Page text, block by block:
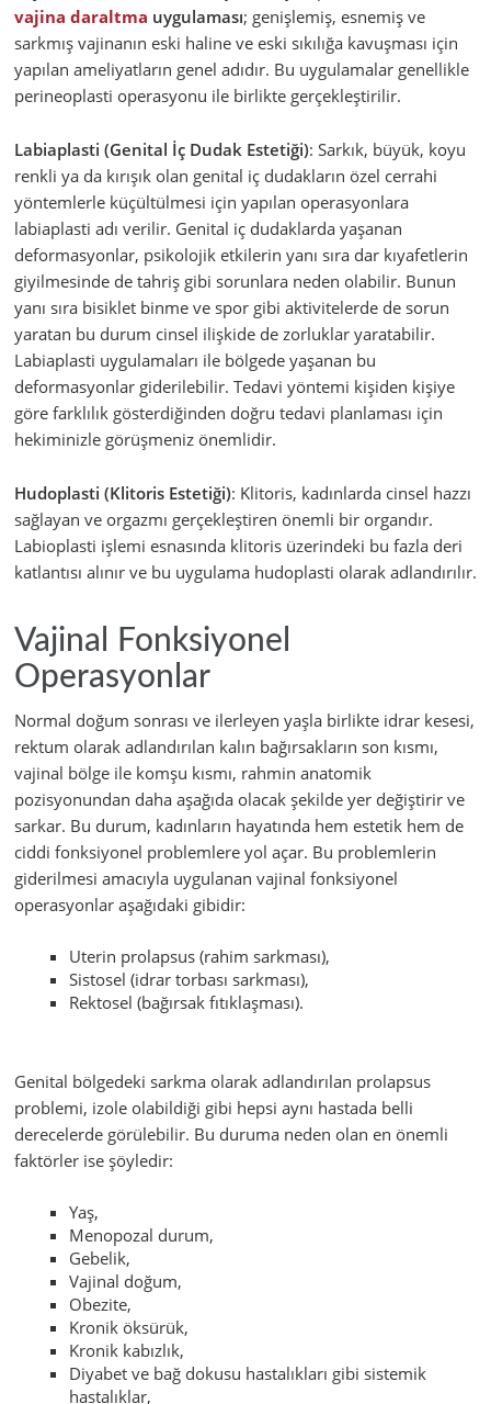
vajina daraltma uygulaması; genişlemiş, esnemiş ve
sarkmış vajinanın eski haline ve eski sıkılığa kavuşması için
yapılan ameliyatların genel adıdır. Bu uygulamalar genellikle
perineoplasti operasyonu ile birlikte gerçekleştirilir.
Labiaplasti (Genital İç Dudak Estetiği): Sarkık, büyük, koyu
renkli ya da kırışık olan genital iç dudakların özel cerrahi
yöntemlerle küçültülmesi için yapılan operasyonlara
labiaplasti adı verilir. Genital iç dudaklarda yaşanan
deformasyonlar, psikolojik etkilerin yanı sıra dar kıyafetlerin
giyilmesinde de tahriş gibi sorunlara neden olabilir. Bunun
yanı sıra bisiklet binme ve spor gibi aktivitelerde de sorun
yaratan bu durum cinsel ilişkide de zorluklar yaratabilir.
Labiaplasti uygulamaları ile bölgede yaşanan bu
deformasyonlar giderilebilir. Tedavi yöntemi kişiden kişiye
göre farklılık gösterdiğinden doğru tedavi planlaması için
hekiminizle görüşmeniz önemlidir.
Hudoplasti (Klitoris Estetiği): Klitoris, kadınlarda cinsel hazzı
sağlayan ve orgazmı gerçekleştiren önemli bir organdır.
Labioplasti işlemi esnasında klitoris üzerindeki bu fazla deri
katlantısı alınır ve bu uygulama hudoplasti olarak adlandırılır.
Vajinal Fonksiyonel
Operasyonlar
Normal doğum sonrası ve ilerleyen yaşla birlikte idrar kesesi,
rektum olarak adlandırılan kalın bağırsakların son kısmı,
vajinal bölge ile komşu kısmı, rahmin anatomik
pozisyonundan daha aşağıda olacak şekilde yer değiştirir ve
sarkar. Bu durum, kadınların hayatında hem estetik hem de
ciddi fonksiyonel problemlere yol açar. Bu problemlerin
giderilmesi amacıyla uygulanan vajinal fonksiyonel
operasyonlar aşağıdaki gibidir:
Uterin prolapsus (rahim sarkması),
Sistosel (idrar torbası sarkması),
Rektosel (bağırsak fıtıklaşması).
Genital bölgedeki sarkma olarak adlandırılan prolapsus
problemi, izole olabildiği gibi hepsi aynı hastada belli
derecelerde görülebilir. Bu duruma neden olan en önemli
faktörler ise şöyledir:
Yaş,
Menopozal durum,
Gebelik,
Vajinal doğum,
Obezite,
Kronik öksürük,
Kronik kabızlık,
Diyabet ve bağ dokusu hastalıkları gibi sistemik
hastalıklar,